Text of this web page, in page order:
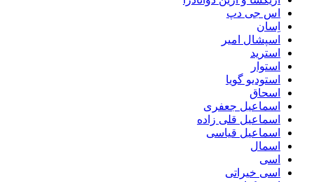
اس جی دپ
اِسان
اسپشال امیر
استرید
استوار
استودیو گویا
اسحاق
اسماعیل جعفری
اسماعیل قلی زاده
اسماعیل قیاسی
اسمال
اسی
اسی خیراتی